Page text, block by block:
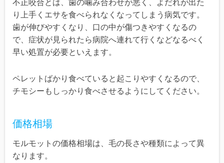
不正咬合とは、歯の噛み合わせが悪く、よだれが出た
り上手くエサを食べられなくなってしまう病気です。
歯が伸びやすくなり、口の中が傷つきやすくなるの
で、症状が見られたら病院へ連れて行くなどなるべく
早い処置が必要といえます。
ペレットばかり食べていると起こりやすくなるので、
チモシーもしっかり食べさせるようにしてください。
価格相場
モルモットの価格相場は、毛の長さや種類によって異
なります。